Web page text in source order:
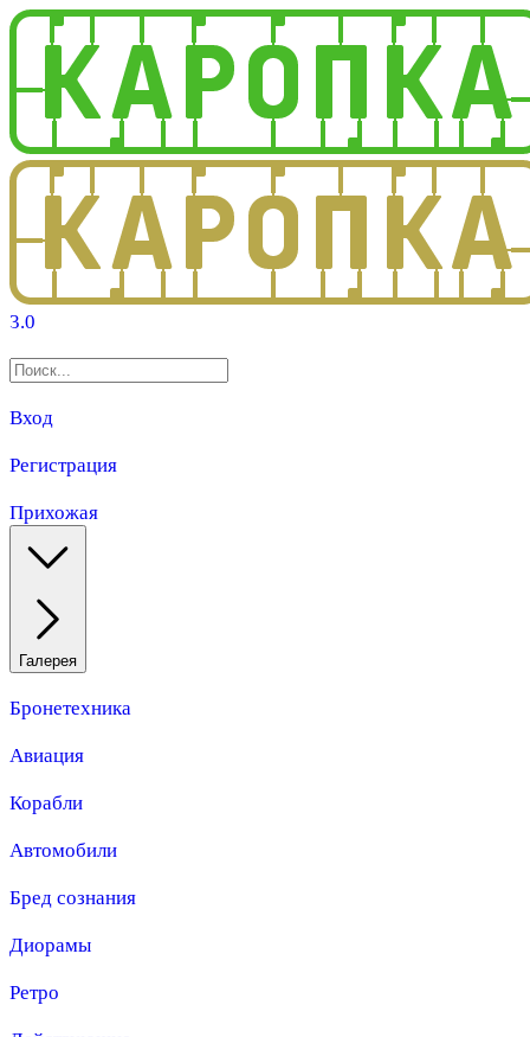
3.0
Вход
Регистрация
Прихожая
Галерея
Бронетехника
Авиация
Корабли
Автомобили
Бред сознания
Диорамы
Ретро